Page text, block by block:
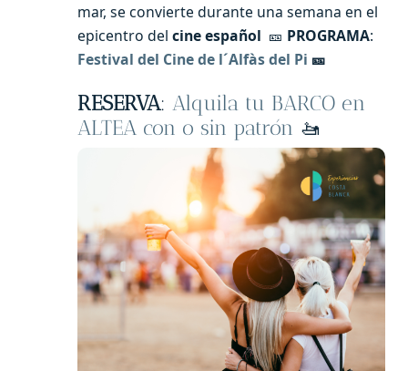
mar, se convierte durante una semana en el
epicentro del cine español 🎫 PROGRAMA:
Festival del Cine de l´Alfàs del Pi 🎫
RESERVA: Alquila tu BARCO en
ALTEA con o sin patrón 🚤